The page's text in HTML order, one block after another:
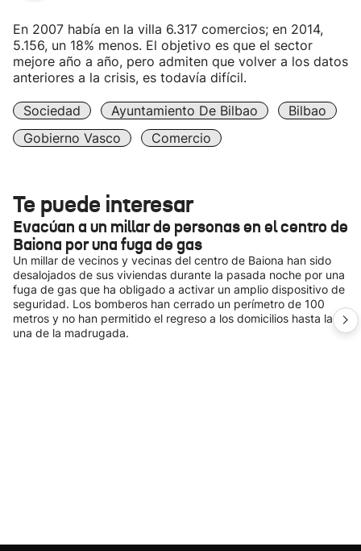
En 2007 había en la villa 6.317 comercios; en 2014,
5.156, un 18% menos. El objetivo es que el sector
mejore año a año, pero admiten que volver a los datos
anteriores a la crisis, es todavía difícil.
Sociedad Ayuntamiento De Bilbao
Bilbao
Gobierno Vasco
Comercio
Te puede interesar
Evacúan a un millar de personas en el centro de
Baiona por una fuga de gas
Un millar de vecinos y vecinas del centro de Baiona han sido
desalojados de sus viviendas durante la pasada noche por una
fuga de gas que ha obligado a activar un amplio dispositivo de
seguridad. Los bomberos han cerrado un perímetro de 100
metros y no han permitido el regreso a los domicilios hasta la
una de la madrugada.